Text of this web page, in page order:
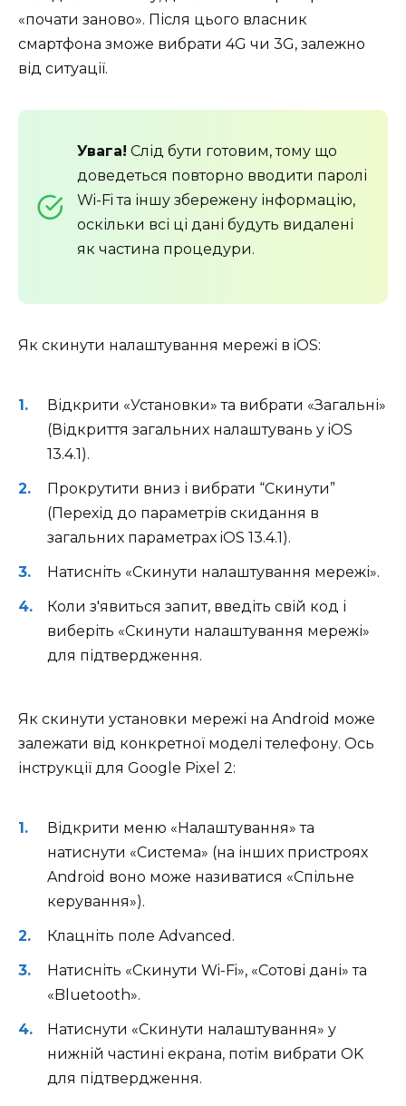
«почати заново». Після цього власник
смартфона зможе вибрати 4G чи 3G, залежно
від ситуації.
Увага! Слід бути готовим, тому що
доведеться повторно вводити паролі
Wi-Fi та іншу збережену інформацію,
оскільки всі ці дані будуть видалені
як частина процедури.
Як скинути налаштування мережі в iOS:
Відкрити «Установки» та вибрати «Загальні»
(Відкриття загальних налаштувань у iOS
13.4.1).
Прокрутити вниз і вибрати “Скинути”
(Перехід до параметрів скидання в
загальних параметрах iOS 13.4.1).
Натисніть «Скинути налаштування мережі».
Коли з'явиться запит, введіть свій код і
виберіть «Скинути налаштування мережі»
для підтвердження.
Як скинути установки мережі на Android може
залежати від конкретної моделі телефону. Ось
інструкції для Google Pixel 2:
Відкрити меню «Налаштування» та
натиснути «Система» (на інших пристроях
Android воно може називатися «Спільне
керування»).
Клацніть поле Advanced.
Натисніть «Скинути Wi-Fi», «Сотові дані» та
«Bluetooth».
Натиснути «Скинути налаштування» у
нижній частині екрана, потім вибрати OK
для підтвердження.